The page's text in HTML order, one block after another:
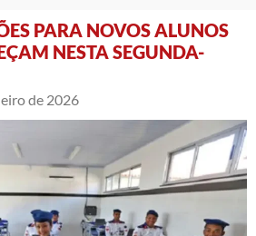
PARA NOVOS ALUNOS
NESTA SEGUNDA-
de 2026